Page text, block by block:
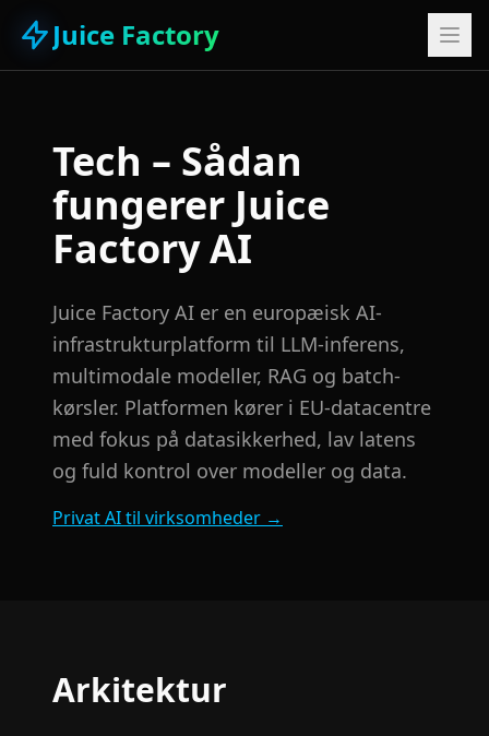
Juice Factory
Tech – Sådan
fungerer Juice
Factory AI
Juice Factory AI er en europæisk AI-
infrastrukturplatform til LLM-inferens,
multimodale modeller, RAG og batch-
kørsler. Platformen kører i EU-datacentre
med fokus på datasikkerhed, lav latens
og fuld kontrol over modeller og data.
Privat AI til virksomheder →
Arkitektur